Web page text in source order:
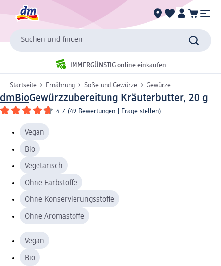
Suchen und finden
IMMERGÜNSTIG online einkaufen
Startseite Ernährung Soße und Gewürze Gewürze
dmBioGewürzzubereitung Kräuterbutter, 20 g
4.7 (49 Bewertungen Frage stellen)
Vegan
Bio
Vegetarisch
Ohne Farbstoffe
Ohne Konservierungsstoffe
Ohne Aromastoffe
Vegan
Bio